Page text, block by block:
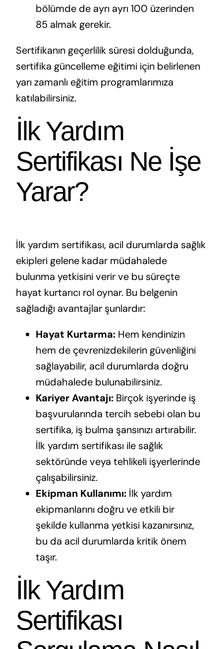
bölümde de ayrı ayrı 100 üzerinden
85 almak gerekir.
Sertifikanın geçerlilik süresi dolduğunda,
sertifika güncelleme eğitimi için belirlenen
yarı zamanlı eğitim programlarımıza
katılabilirsiniz.
İlk Yardım
Sertifikası Ne İşe
Yarar?
İlk yardım sertifikası, acil durumlarda sağlık
ekipleri gelene kadar müdahalede
bulunma yetkisini verir ve bu süreçte
hayat kurtarıcı rol oynar. Bu belgenin
sağladığı avantajlar şunlardır:
Hayat Kurtarma:Hem kendinizin
hem de çevrenizdekilerin güvenliğini
sağlayabilir, acil durumlarda doğru
müdahalede bulunabilirsiniz.
Kariyer Avantajı:Birçok işyerinde iş
başvurularında tercih sebebi olan bu
sertifika, iş bulma şansınızı artırabilir.
İlk yardım sertifikası ile sağlık
sektöründe veya tehlikeli işyerlerinde
çalışabilirsiniz.
Ekipman Kullanımı:İlk yardım
ekipmanlarını doğru ve etkili bir
şekilde kullanma yetkisi kazanırsınız,
bu da acil durumlarda kritik önem
taşır.
İlk Yardım
Sertifikası